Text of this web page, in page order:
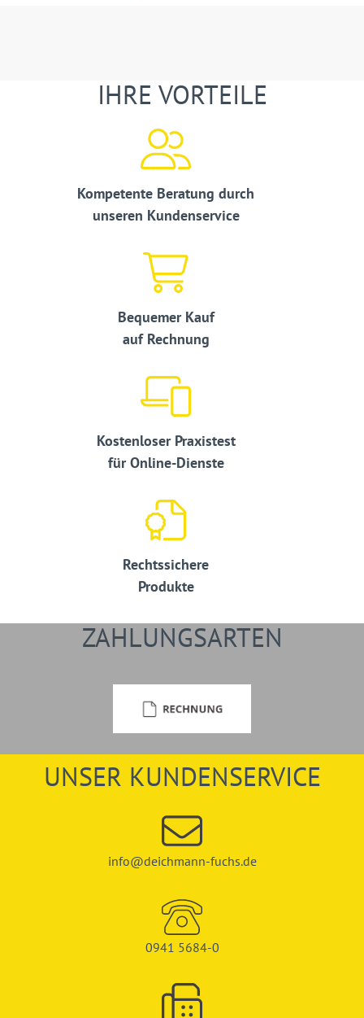
IHRE VORTEILE
Kompetente Beratung durch
unseren Kundenservice
Bequemer Kauf
auf Rechnung
Kostenloser Praxistest
für Online-Dienste
Rechtssichere
Produkte
ZAHLUNGSARTEN
UNSER KUNDENSERVICE
info@deichmann-fuchs.de
0941 5684-0